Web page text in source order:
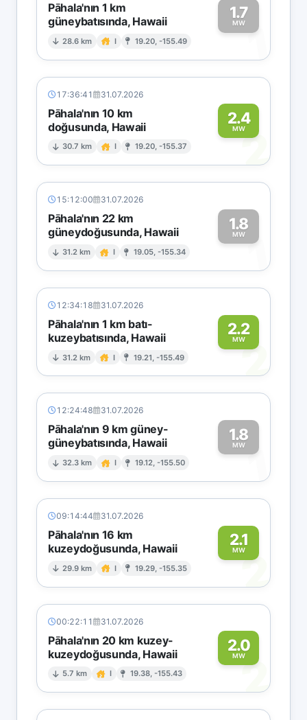
Pāhala'nın 1 km
güneybatısında, Hawaii
28.6 km I 19.20, -155.49
1.7
MW1
17:36:41 31.07.2026
Pāhala'nın 10 km
doğusunda, Hawaii
30.7 km I 19.20, -155.37
2.4
MW2
15:12:00 31.07.2026
Pāhala'nın 22 km
güneydoğusunda, Hawaii
31.2 km I 19.05, -155.34
1.8
MW1
12:34:18 31.07.2026
Pāhala'nın 1 km batı-
kuzeybatısında, Hawaii
31.2 km I 19.21, -155.49
2.2
MW2
12:24:48 31.07.2026
Pāhala'nın 9 km güney-
güneybatısında, Hawaii
32.3 km I 19.12, -155.50
1.8
MW1
09:14:44 31.07.2026
Pāhala'nın 16 km
kuzeydoğusunda, Hawaii
29.9 km I 19.29, -155.35
2.1
MW2
00:22:11 31.07.2026
Pāhala'nın 20 km kuzey-
kuzeydoğusunda, Hawaii
5.7 km I 19.38, -155.43
2.0
MW2